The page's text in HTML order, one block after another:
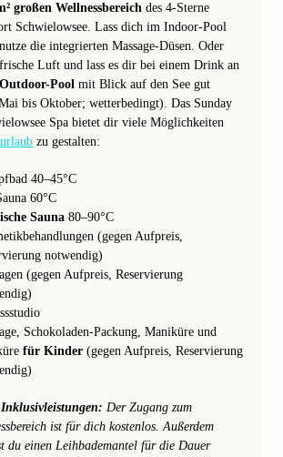
großen Wellnessbereich des 4-Sterne
Schwielowsee. Lass dich im Indoor-Pool
die integrierten Massage-Düsen. Oder
Luft und lass es dir bei einem Drink an
Pool mit Blick auf den See gut
bis Oktober; wetterbedingt). Das Sunday
Spa bietet dir viele Möglichkeiten
zu gestalten:
40–45°C
60°C
Sauna 80–90°C
(gegen Aufpreis,
notwendig)
(gegen Aufpreis, Reservierung
Schokoladen-Packung, Maniküre und
für Kinder (gegen Aufpreis, Reservierung
Der Zugang zum
ist für dich kostenlos. Außerdem
du einen Leihbademantel für die Dauer